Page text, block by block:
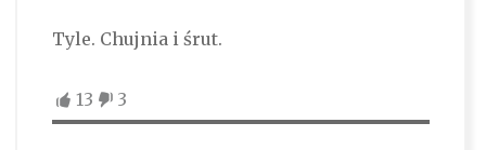
Tyle. Chujnia i śrut.
13 3